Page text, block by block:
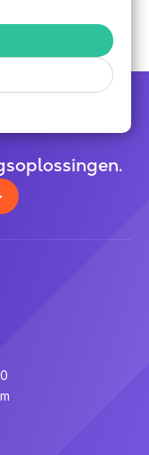
voor alle